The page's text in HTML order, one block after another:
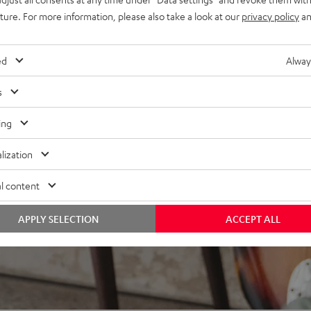
For more information, please also take a look at our privacy policy
content
ACCEPT ALL
APPLY SELECTION